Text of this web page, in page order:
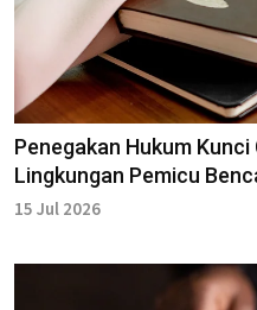
Penegakan Hukum
Lingkungan Pemicu
15 Jul 2026